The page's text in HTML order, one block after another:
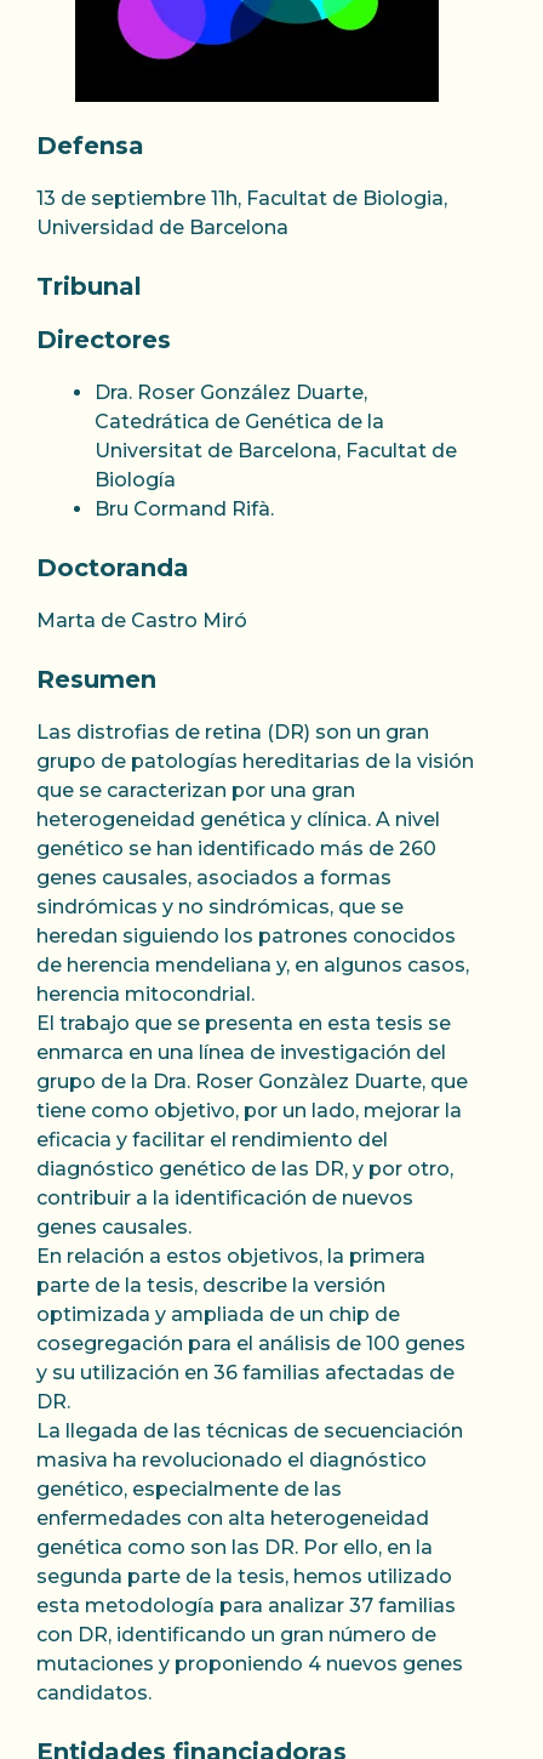
Defensa
13 de septiembre 11h, Facultat de Biologia,
Universidad de Barcelona
Tribunal
Directores
Dra. Roser González Duarte,
Catedrática de Genética de la
Universitat de Barcelona, Facultat de
Biología
Bru Cormand Rifà.
Doctoranda
Marta de Castro Miró
Resumen
Las distrofias de retina (DR) son un gran
grupo de patologías hereditarias de la visión
que se caracterizan por una gran
heterogeneidad genética y clínica. A nivel
genético se han identificado más de 260
genes causales, asociados a formas
sindrómicas y no sindrómicas, que se
heredan siguiendo los patrones conocidos
de herencia mendeliana y, en algunos casos,
herencia mitocondrial.
El trabajo que se presenta en esta tesis se
enmarca en una línea de investigación del
grupo de la Dra. Roser Gonzàlez Duarte, que
tiene como objetivo, por un lado, mejorar la
eficacia y facilitar el rendimiento del
diagnóstico genético de las DR, y por otro,
contribuir a la identificación de nuevos
genes causales.
En relación a estos objetivos, la primera
parte de la tesis, describe la versión
optimizada y ampliada de un chip de
cosegregación para el análisis de 100 genes
y su utilización en 36 familias afectadas de
DR.
La llegada de las técnicas de secuenciación
masiva ha revolucionado el diagnóstico
genético, especialmente de las
enfermedades con alta heterogeneidad
genética como son las DR. Por ello, en la
segunda parte de la tesis, hemos utilizado
esta metodología para analizar 37 familias
con DR, identificando un gran número de
mutaciones y proponiendo 4 nuevos genes
candidatos.
Entidades financiadoras